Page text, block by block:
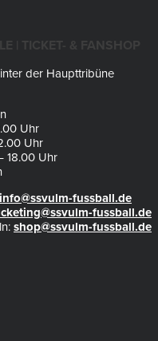
| TICKET- & FANSHOP
der Haupttribüne
Uhr
Uhr
18.00 Uhr
info@ssvulm-fussball.de
fussball.de
shop@ssvulm-fussball.de